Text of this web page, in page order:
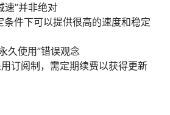
速”并非绝对
条件下可以提供很高的速度和稳定
久使用”错误观念
订阅制，需定期续费以获得更新